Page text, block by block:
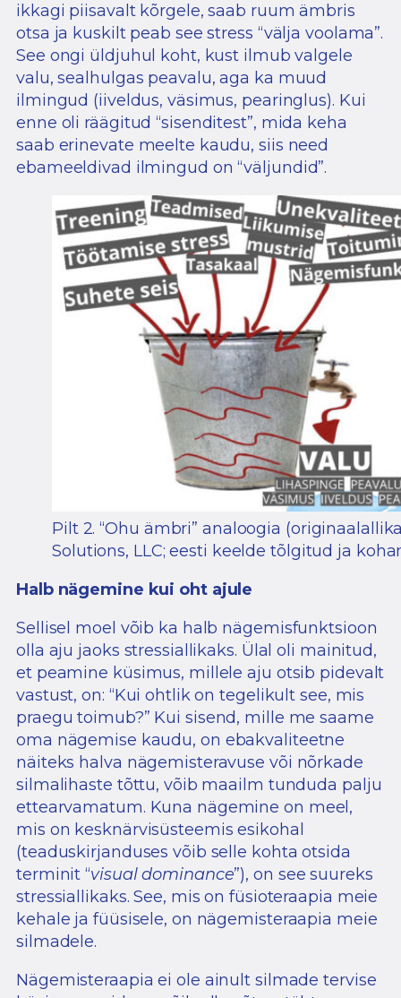
ikkagi piisavalt kõrgele, saab ruum ämbris
otsa ja kuskilt peab see stress “välja voolama”.
See ongi üldjuhul koht, kust ilmub valgele
valu, sealhulgas peavalu, aga ka muud
ilmingud (iiveldus, väsimus, pearinglus). Kui
enne oli räägitud “sisenditest”, mida keha
saab erinevate meelte kaudu, siis need
ebameeldivad ilmingud on “väljundid”.
Pilt 2. “Ohu ämbri” analoogia
Solutions, LLC; eesti keelde tõlgitud ja
Halb nägemine kui oht ajule
Sellisel moel võib ka halb nägemisfunktsioon
olla aju jaoks stressiallikaks. Ülal oli mainitud,
et peamine küsimus, millele aju otsib pidevalt
vastust, on: “Kui ohtlik on tegelikult see, mis
praegu toimub?” Kui sisend, mille me saame
oma nägemise kaudu, on ebakvaliteetne
näiteks halva nägemisteravuse või nõrkade
silmalihaste tõttu, võib maailm tunduda palju
ettearvamatum. Kuna nägemine on meel,
mis on kesknärvisüsteemis esikohal
(teaduskirjanduses võib selle kohta otsida
terminit “visual dominance”), on see suureks
stressiallikaks. See, mis on füsioteraapia meie
kehale ja füüsisele, on nägemisteraapia meie
silmadele.
Nägemisteraapia ei ole ainult silmade tervise